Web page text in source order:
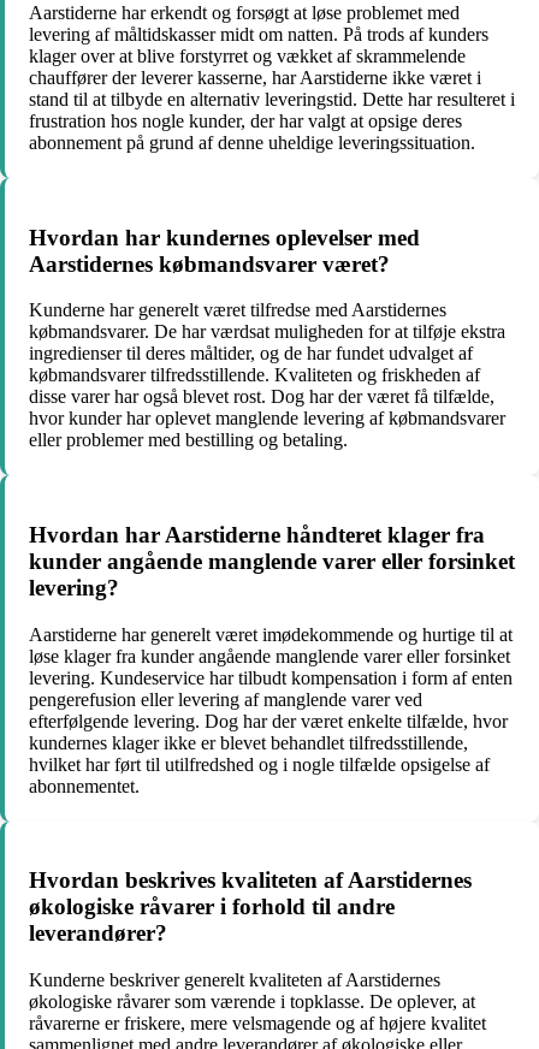
Aarstiderne har erkendt og forsøgt at løse problemet med
levering af måltidskasser midt om natten. På trods af kunders
klager over at blive forstyrret og vækket af skrammelende
chauffører der leverer kasserne, har Aarstiderne ikke været i
stand til at tilbyde en alternativ leveringstid. Dette har resulteret i
frustration hos nogle kunder, der har valgt at opsige deres
abonnement på grund af denne uheldige leveringssituation.
Hvordan har kundernes oplevelser med
Aarstidernes købmandsvarer været?
Kunderne har generelt været tilfredse med Aarstidernes
købmandsvarer. De har værdsat muligheden for at tilføje ekstra
ingredienser til deres måltider, og de har fundet udvalget af
købmandsvarer tilfredsstillende. Kvaliteten og friskheden af
disse varer har også blevet rost. Dog har der været få tilfælde,
hvor kunder har oplevet manglende levering af købmandsvarer
eller problemer med bestilling og betaling.
Hvordan har Aarstiderne håndteret klager fra
kunder angående manglende varer eller forsinket
levering?
Aarstiderne har generelt været imødekommende og hurtige til at
løse klager fra kunder angående manglende varer eller forsinket
levering. Kundeservice har tilbudt kompensation i form af enten
pengerefusion eller levering af manglende varer ved
efterfølgende levering. Dog har der været enkelte tilfælde, hvor
kundernes klager ikke er blevet behandlet tilfredsstillende,
hvilket har ført til utilfredshed og i nogle tilfælde opsigelse af
abonnementet.
Hvordan beskrives kvaliteten af Aarstidernes
økologiske råvarer i forhold til andre
leverandører?
Kunderne beskriver generelt kvaliteten af Aarstidernes
økologiske råvarer som værende i topklasse. De oplever, at
råvarerne er friskere, mere velsmagende og af højere kvalitet